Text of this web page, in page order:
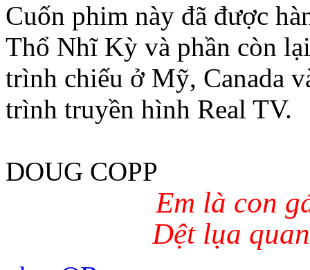
Cuốn phim này đã được
Thổ Nhĩ Kỳ và phần còn
trình chiếu ở Mỹ, Canada
trình truyền hình Real TV.
DOUG COPP
Em là con
Dệt lụa